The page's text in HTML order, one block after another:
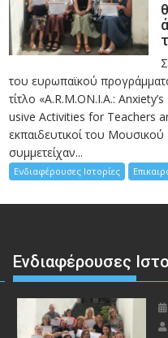
του ευρωπαϊκού
τίτλο «A.R.M.ON.I.A.:
usive Activities for Teachers
εκπαιδευτικοί του
συμμετείχαν...
Ενδιαφέρουσες Ιστορίες
Ενδιαφέρουσες